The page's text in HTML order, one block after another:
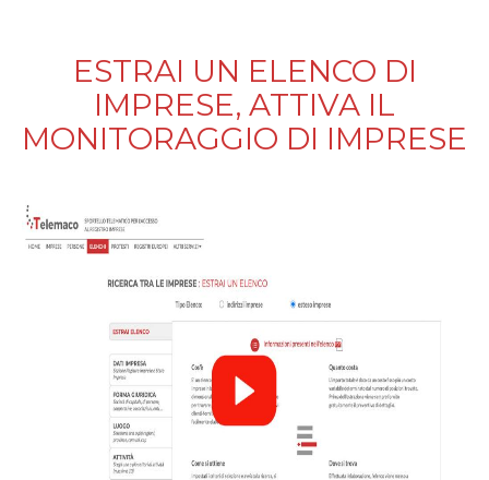
ESTRAI UN ELENCO DI
IMPRESE, ATTIVA IL
MONITORAGGIO DI IMPRESE